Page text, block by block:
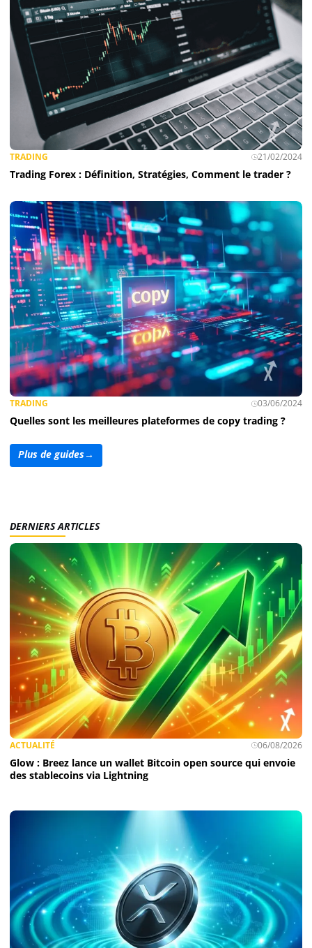
TRADING 21/02/2024
Trading Forex : Définition, Stratégies, Comment le trader ?
TRADING 03/06/2024
Quelles sont les meilleures plateformes de copy trading ?
Plus de guides→
DERNIERS ARTICLES
ACTUALITÉ 06/08/2026
Glow : Breez lance un wallet Bitcoin open source qui envoie
des stablecoins via Lightning